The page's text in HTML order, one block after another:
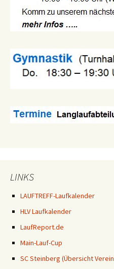
LINKS
LAUFTREFF-Laufkalender
HLV Laufkalender
LaufReport.de
Main-Lauf-Cup
SC Steinberg (Übersicht